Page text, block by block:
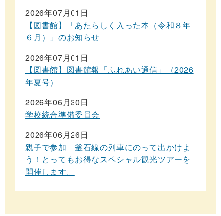
2026年07月01日
【図書館】「あたらしく入った本（令和８年
６月）」のお知らせ
2026年07月01日
【図書館】図書館報「ふれあい通信」（2026
年夏号）
2026年06月30日
学校統合準備委員会
2026年06月26日
親子で参加 釜石線の列車にのって出かけよ
う！とってもお得なスペシャル観光ツアーを
開催します。